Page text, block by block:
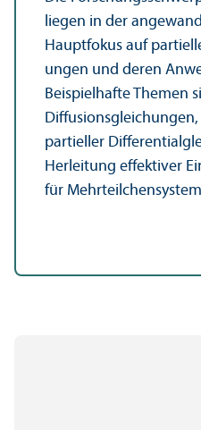
liegen in der
Hauptfokus auf
ungen und deren
Beispielhafte Themen
partieller
Herleitung effektiver
für